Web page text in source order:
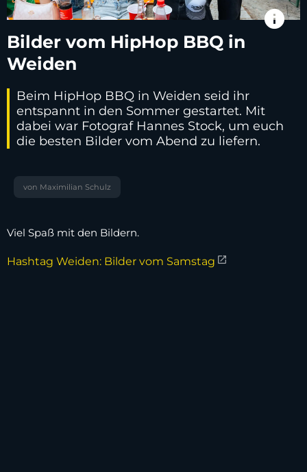
info
Bilder vom HipHop BBQ in
Weiden
Beim HipHop BBQ in Weiden seid ihr
entspannt in den Sommer gestartet. Mit
dabei war Fotograf Hannes Stock, um euch
die besten Bilder vom Abend zu liefern.
von Maximilian Schulz
Viel Spaß mit den Bildern.
Hashtag Weiden: Bilder vom Samstag